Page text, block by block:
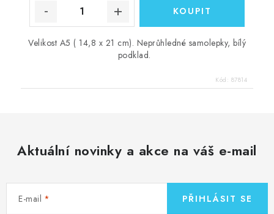
Velikost A5 ( 14,8 x 21 cm). Neprůhledné samolepky, bílý
podklad.
Kód: 87814
Aktuální novinky a akce na váš e-mail
E-mail PŘIHLÁSIT SE